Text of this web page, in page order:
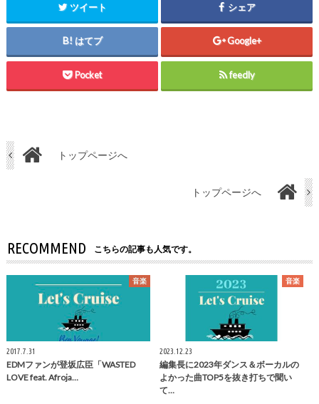
ツイート シェア
はてブ Google+
Pocket feedly
トップページへ
トップページへ
RECOMMEND こちらの記事も人気です。
音楽
2017.7.31
EDMファンが登坂広臣「WASTED
LOVE feat. Afroja…
音楽
2023.12.23
編集長に2023年ダンス＆ボーカルの
よかった曲TOP5を抜き打ちで聞い
て…